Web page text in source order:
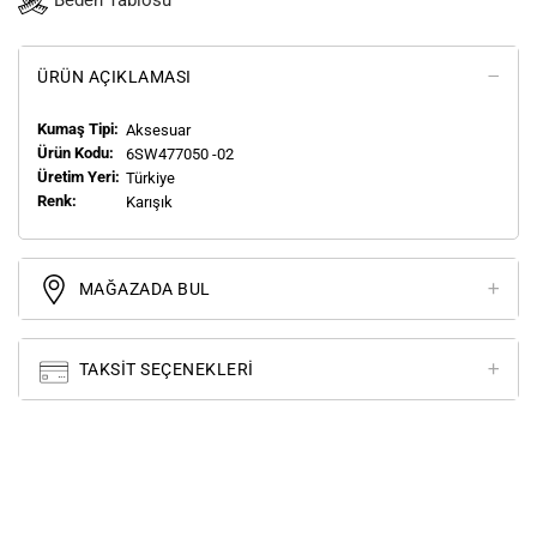
ÜRÜN AÇIKLAMASI
Kumaş Tipi: Aksesuar
Ürün Kodu:
6SW477050 -02
Üretim Yeri: Türkiye
Renk:
Karışık
MAĞAZADA BUL
TAKSIT SEÇENEKLERI